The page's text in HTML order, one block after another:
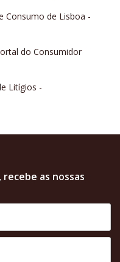
Consumo de Lisboa -
do Consumidor
Litígios -
as nossas